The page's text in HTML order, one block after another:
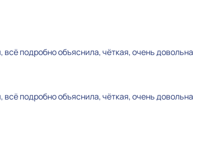
подробно объяснила, чёткая, очень довольна
подробно объяснила, чёткая, очень довольна